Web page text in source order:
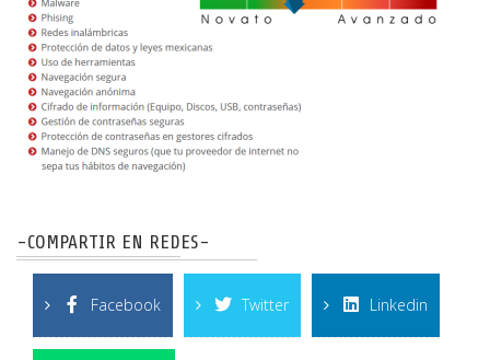
-COMPARTIR EN REDES-
Facebook Twitter Linkedin